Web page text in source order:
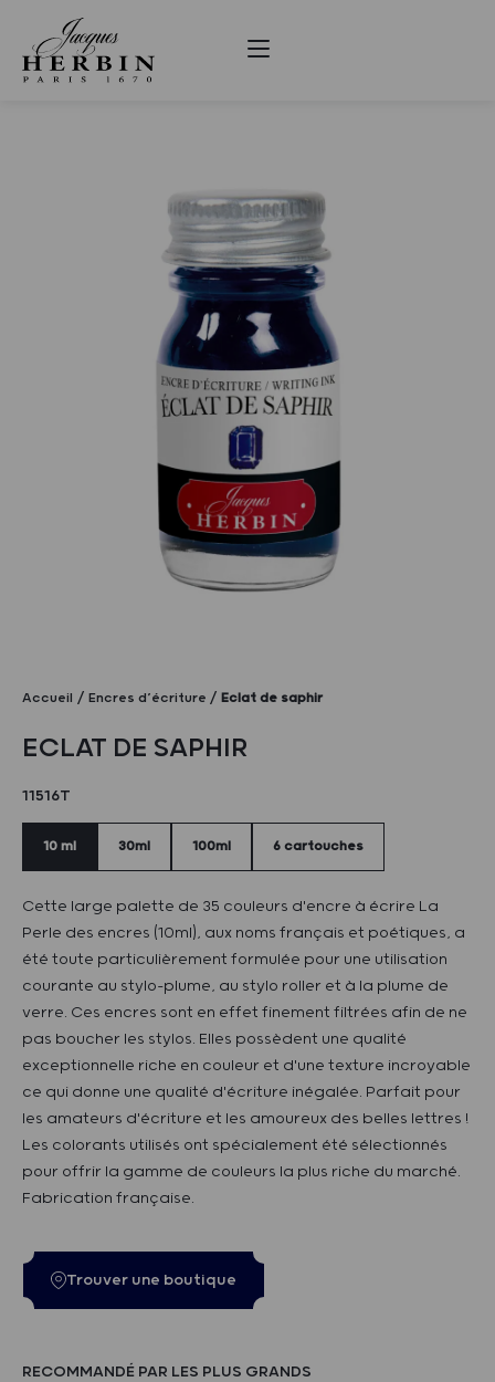
Accueil Encres d’écriture Eclat de saphir
ECLAT DE SAPHIR
11516T
10 ml 30ml 100ml 6 cartouches
Cette large palette de 35 couleurs d'encre à écrire La
Perle des encres (10ml), aux noms français et poétiques, a
été toute particulièrement formulée pour une utilisation
courante au stylo-plume, au stylo roller et à la plume de
verre. Ces encres sont en effet finement filtrées afin de ne
pas boucher les stylos. Elles possèdent une qualité
exceptionnelle riche en couleur et d'une texture incroyable
ce qui donne une qualité d'écriture inégalée. Parfait pour
les amateurs d'écriture et les amoureux des belles lettres !
Les colorants utilisés ont spécialement été sélectionnés
pour offrir la gamme de couleurs la plus riche du marché.
Fabrication française.
Trouver une boutique
RECOMMANDÉ PAR LES PLUS GRANDS